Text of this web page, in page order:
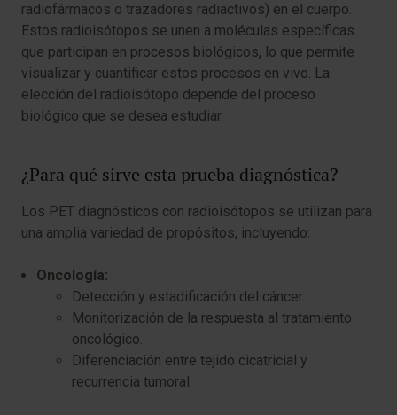
radiofármacos o trazadores radiactivos) en el cuerpo.
Estos radioisótopos se unen a moléculas específicas
que participan en procesos biológicos, lo que permite
visualizar y cuantificar estos procesos en vivo. La
elección del radioisótopo depende del proceso
biológico que se desea estudiar.
¿Para qué sirve esta prueba diagnóstica?
Los PET diagnósticos con radioisótopos se utilizan para
una amplia variedad de propósitos, incluyendo:
Oncología:
Detección y estadificación del cáncer.
Monitorización de la respuesta al tratamiento
oncológico.
Diferenciación entre tejido cicatricial y
recurrencia tumoral.